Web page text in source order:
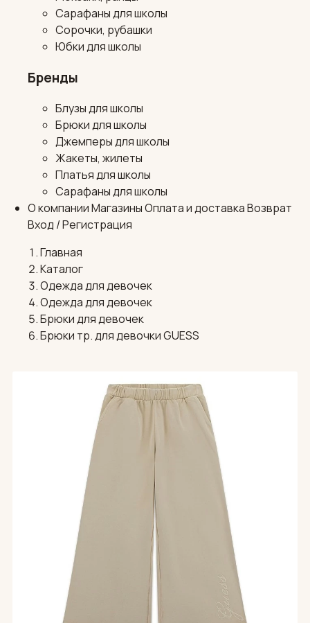
Сарафаны для школы
Сорочки, рубашки
Юбки для школы
Бренды
Блузы для школы
Брюки для школы
Джемперы для школы
Жакеты, жилеты
Платья для школы
Сарафаны для школы
О компанииМагазиныОплата и доставкаВозврат
Вход / Регистрация
Главная
Каталог
Одежда для девочек
Одежда для девочек
Брюки для девочек
Брюки тр. для девочки GUESS